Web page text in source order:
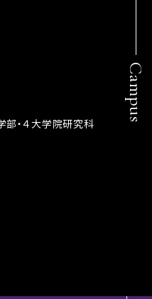
Campus
部・４大学院研究科